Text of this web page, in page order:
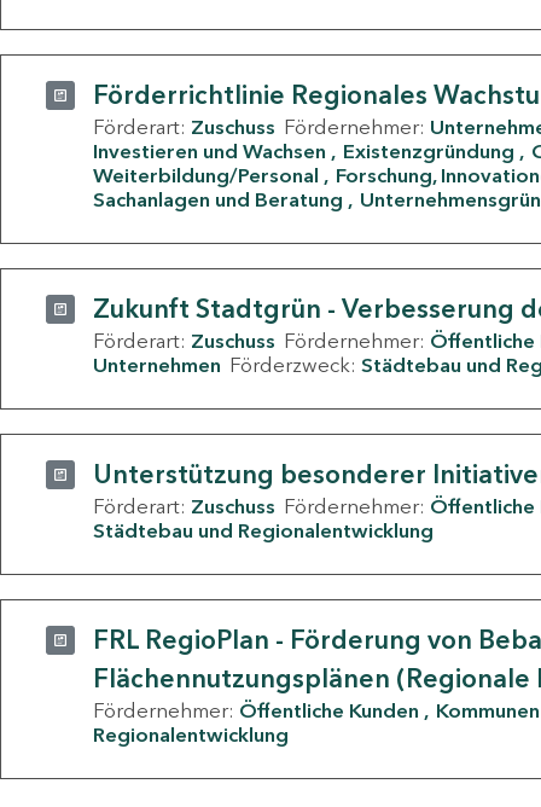
Förderrichtlinie Regionales
Förderart: Zuschuss Fördernehmer:
Investieren und Wachsen
Existenzgründung
Weiterbildung/Personal
Forschung,
Sachanlagen und Beratung
Zukunft Stadtgrün - Verbesserung
Förderart: Zuschuss Fördernehmer: Öffentliche
Unternehmen Förderzweck: Städtebau und
Unterstützung besonderer
Förderart: Zuschuss Fördernehmer: Öffentliche
Städtebau und Regionalentwicklung
FRL RegioPlan - Förderung von
Flächennutzungsplänen
Fördernehmer: Öffentliche Kunden Kommunen
Regionalentwicklung